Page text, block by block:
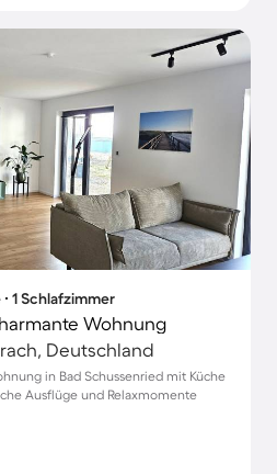
1 Schlafzimmer
Wohnung
Deutschland
in Bad Schussenried mit Küche
Ausflüge und Relaxmomente